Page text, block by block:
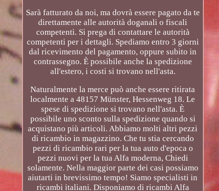
Sarà fatturato da noi, ma dovrà essere pagato da te
direttamente alle autorità doganali o fiscali
competenti. Si prega di contattare le autorità
competenti per i dettagli. Spediamo entro 3 giorni
dal ricevimento del pagamento, oppure subito in
contrassegno. È possibile anche la spedizione
all'estero, i costi si trovano nell'asta.
Naturalmente la merce può anche essere ritirata
localmente a 48157 Münster, Hessenweg 18. Le
spese di spedizione si trovano nell'asta. È
possibile uno sconto sulla spedizione quando si
acquistano più articoli. Abbiamo molti altri pezzi
di ricambio in magazzino. Che tu stia cercando
pezzi di ricambio rari per la tua auto d'epoca o
pezzi nuovi per la tua Alfa moderna, Chiedi
solamente. Nella maggior parte dei casi possiamo
aiutarti in brevissimo tempo! Siamo specialisti in
ricambi italiani. Disponiamo di ricambi Alfa